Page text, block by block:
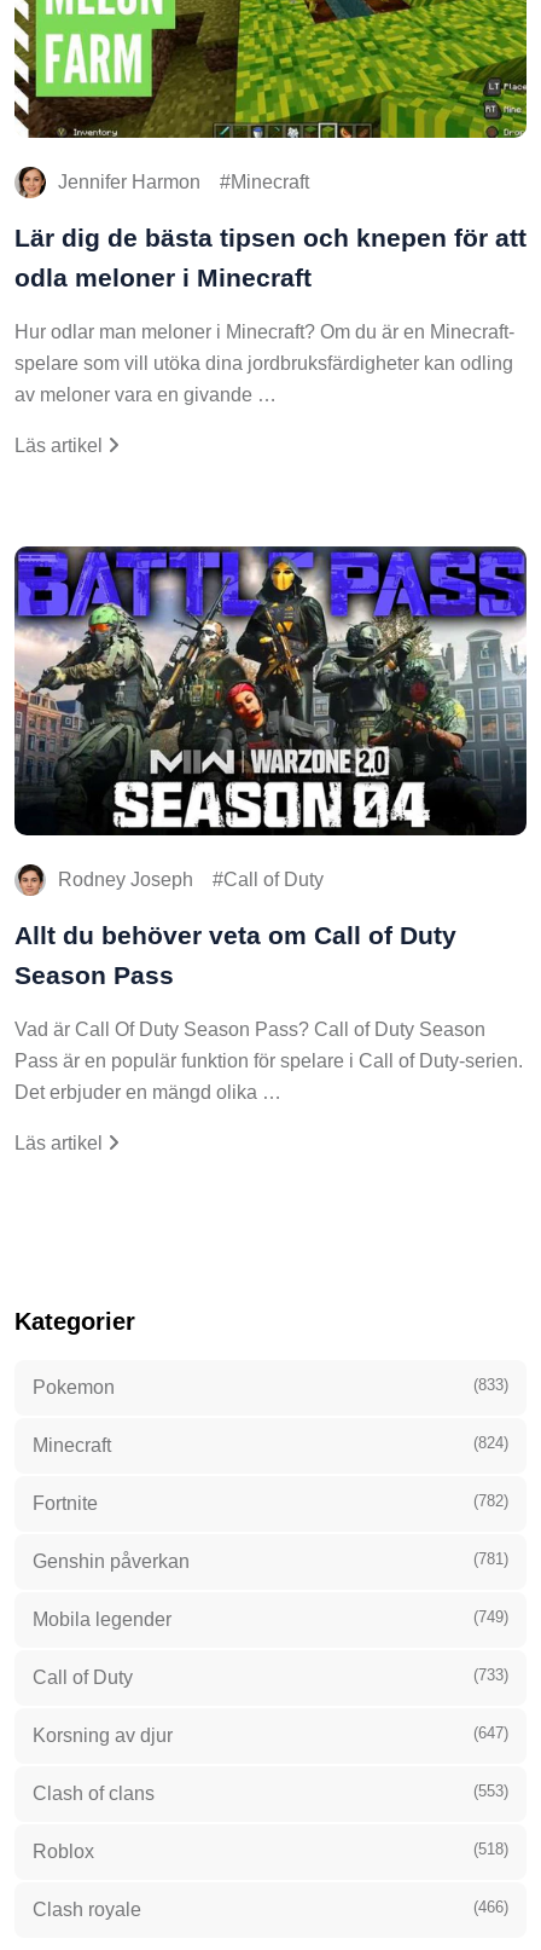
Jennifer Harmon Minecraft
Lär dig de bästa tipsen och knepen för att
odla meloner i Minecraft
Hur odlar man meloner i Minecraft? Om du är en Minecraft-
spelare som vill utöka dina jordbruksfärdigheter kan odling
av meloner vara en givande …
Läs artikel
Rodney Joseph Call of Duty
Allt du behöver veta om Call of Duty
Season Pass
Vad är Call Of Duty Season Pass? Call of Duty Season
Pass är en populär funktion för spelare i Call of Duty-serien.
Det erbjuder en mängd olika …
Läs artikel
Kategorier
Pokemon (833)
Minecraft (824)
Fortnite (782)
Genshin påverkan (781)
Mobila legender (749)
Call of Duty (733)
Korsning av djur (647)
Clash of clans (553)
Roblox (518)
Clash royale (466)